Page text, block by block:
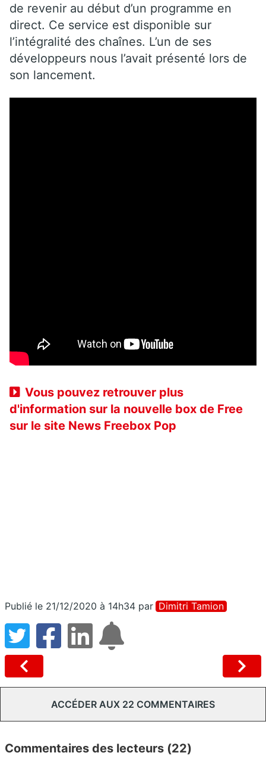
de revenir au début d’un programme en
direct. Ce service est disponible sur
l’intégralité des chaînes. L’un de ses
développeurs nous l’avait présenté lors de
son lancement.
Vous pouvez retrouver plus
d'information sur la nouvelle box de Free
sur le site News Freebox Pop
Publié le 21/12/2020 à 14h34 par Dimitri Tamion
ACCÉDER AUX 22 COMMENTAIRES
Commentaires des lecteurs (22)